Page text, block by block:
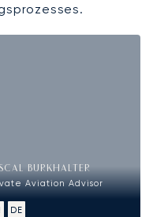
BURKHALTER
Aviation Advisor
DE